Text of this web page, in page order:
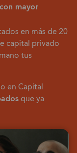
mayor
en más de 20
capital privado
tus
en Capital
que ya